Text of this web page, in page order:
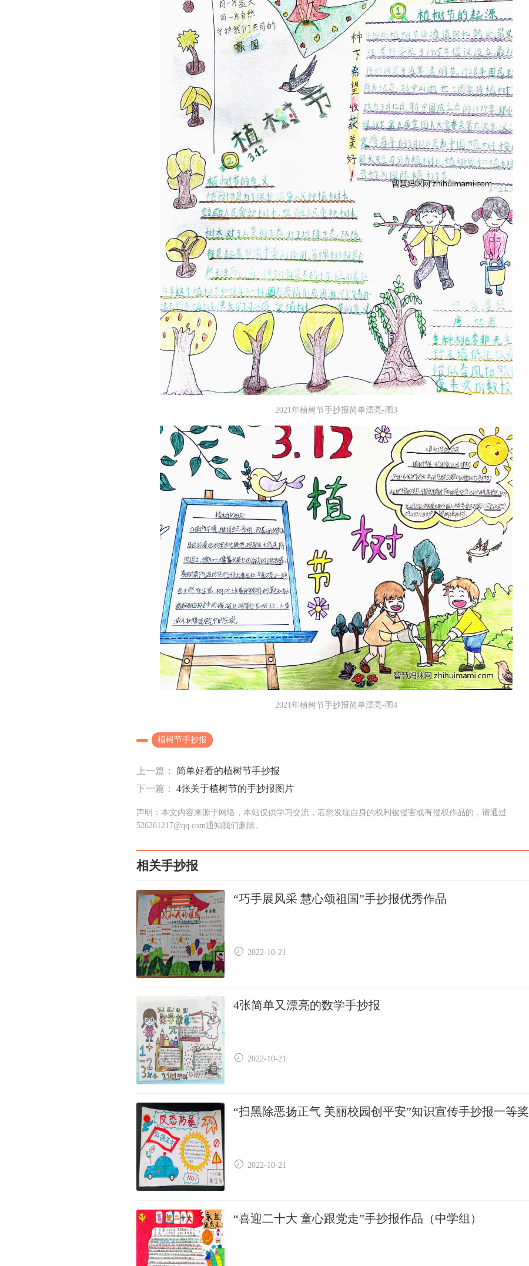
2021年植树节手抄报简单漂亮-图3
2021年植树节手抄报简单漂亮-图4
植树节手抄报
上一篇： 简单好看的植树节手抄报
下一篇： 4张关于植树节的手抄报图片
声明：本文内容来源于网络，本站仅供学习交流，若您发现自身的权利被侵害或有侵权作品的，请通过
526261217@qq.com通知我们删除。
相关手抄报
“巧手展风采 慧心颂祖国”手抄报优秀作品
2022-10-21
4张简单又漂亮的数学手抄报
2022-10-21
“扫黑除恶扬正气 美丽校园创平安”知识宣传手抄报一等奖
2022-10-21
“喜迎二十大 童心跟党走”手抄报作品（中学组）